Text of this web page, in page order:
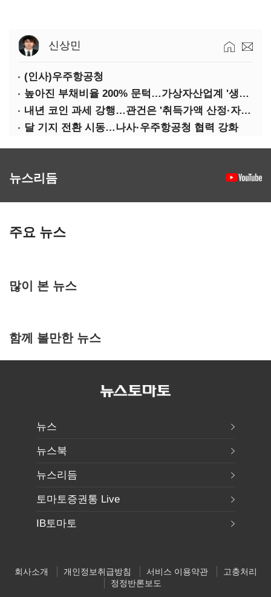
신상민
(인사)우주항공청
높아진 부채비율 200% 문턱…가상자산업계 '생존 시험대'
내년 코인 과세 강행…관건은 '취득가액 산정·자산 이동'
달 기지 전환 시동…나사·우주항공청 협력 강화
뉴스리듬
주요 뉴스
많이 본 뉴스
함께 볼만한 뉴스
뉴스
뉴스북
뉴스리듬
토마토증권통 Live
IB토마토
회사소개 개인정보취급방침 서비스 이용약관
고충처리
정정반론보도